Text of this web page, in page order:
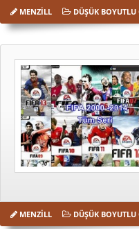
MENZILL DÜŞÜK
MENZILL DÜŞÜK